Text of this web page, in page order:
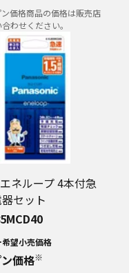
価格商品の価格は販売店
わせください。
ネループ 4本付急
セット
希望小売価格
価格※